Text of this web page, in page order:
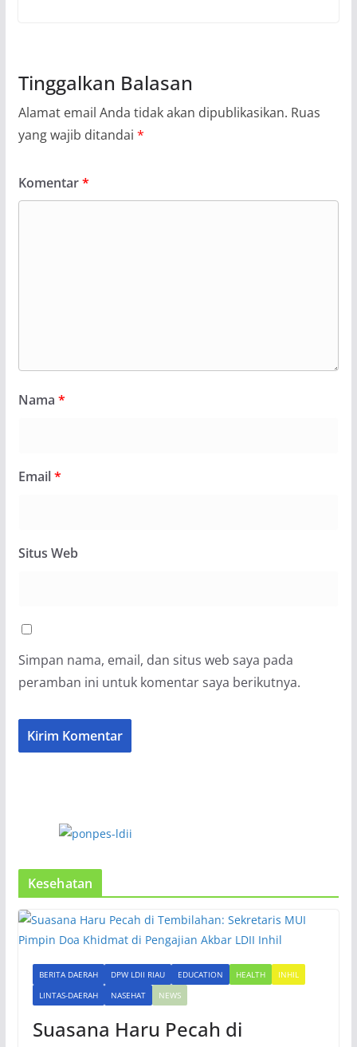
Tinggalkan Balasan
Alamat email Anda tidak akan dipublikasikan. Ruas
yang wajib ditandai *
Komentar*
Nama *
Email*
Situs Web
Simpan nama, email, dan situs web saya pada
peramban ini untuk komentar saya berikutnya.
Kesehatan
BERITA DAERAH DPW LDII RIAU EDUCATION HEALTH
INHIL
LINTAS-DAERAH
NASEHAT NEWS
Suasana Haru Pecah di